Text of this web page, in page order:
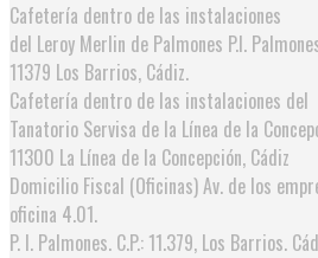
Cafetería dentro de las instalaciones
del Leroy Merlin de Palmones P.I.
11379 Los Barrios, Cádiz.
Cafetería dentro de las instalaciones del
Tanatorio Servisa de la Línea de la
11300 La Línea de la Concepción, Cádiz
Domicilio Fiscal (Oficinas)Av. de los
oficina 4.01.
P. I. Palmones. C.P.: 11.379, Los Barrios.